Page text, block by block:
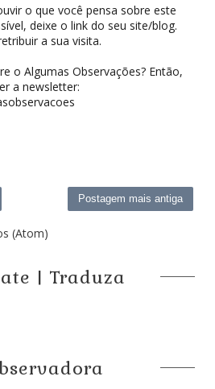
o que você pensa sobre este
deixe o link do seu site/blog.
a sua visita.
o Algumas Observações? Então,
a newsletter:
Postagem mais antiga
(Atom)
| Traduza